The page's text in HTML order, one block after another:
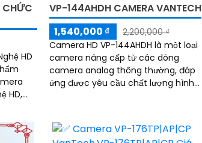
CHỨC
HD
HD,
VP-144AHDH CAMERA VANTECH
1,540,000 ₫
2,200,000 ₫
Camera HD VP-144AHDH là một loại
camera nâng cấp từ các dòng
camera analog thông thường, đáp
ứng được yêu cầu chất lượng hình